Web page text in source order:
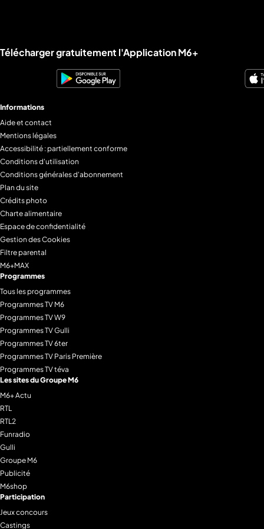
Liens utiles M6+.
Télécharger gratuitement l'Application M6+
Informations
Aide et contact
Mentions légales
Accessibilité : partiellement conforme
Conditions d'utilisation
Conditions générales d'abonnement
Plan du site
Crédits photo
Charte alimentaire
Espace de confidentialité
Gestion des Cookies
Filtre parental
M6+MAX
Programmes
Tous les programmes
Programmes TV M6
Programmes TV W9
Programmes TV Gulli
Programmes TV 6ter
Programmes TV Paris Première
Programmes TV téva
Les sites du Groupe M6
M6+ Actu
RTL
RTL2
Funradio
Gulli
Groupe M6
Publicité
M6shop
Participation
Jeux concours
Castings